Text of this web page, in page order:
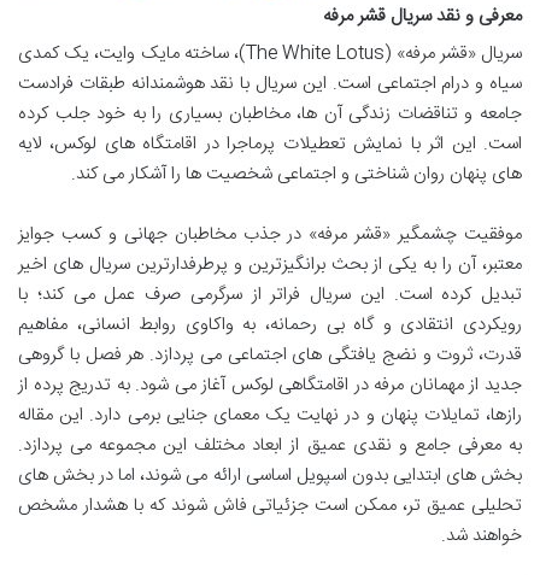
معرفی و نقد سریال قشر مرفه
سریال «قشر مرفه» (The White Lotus)، ساخته مایک وایت، یک کمدی
سیاه و درام اجتماعی است. این سریال با نقد هوشمندانه طبقات فرادست
جامعه و تناقضات زندگی آن ها، مخاطبان بسیاری را به خود جلب کرده
است. این اثر با نمایش تعطیلات پرماجرا در اقامتگاه های لوکس، لایه
های پنهان روان شناختی و اجتماعی شخصیت ها را آشکار می کند.
موفقیت چشمگیر «قشر مرفه» در جذب مخاطبان جهانی و کسب جوایز
معتبر، آن را به یکی از بحث برانگیزترین و پرطرفدارترین سریال های اخیر
تبدیل کرده است. این سریال فراتر از سرگرمی صرف عمل می کند؛ با
رویکردی انتقادی و گاه بی رحمانه، به واکاوی روابط انسانی، مفاهیم
قدرت، ثروت و نضج یافتگی های اجتماعی می پردازد. هر فصل با گروهی
جدید از مهمانان مرفه در اقامتگاهی لوکس آغاز می شود. به تدریج پرده از
رازها، تمایلات پنهان و در نهایت یک معمای جنایی برمی دارد. این مقاله
به معرفی جامع و نقدی عمیق از ابعاد مختلف این مجموعه می پردازد.
بخش های ابتدایی بدون اسپویل اساسی ارائه می شوند، اما در بخش های
تحلیلی عمیق تر، ممکن است جزئیاتی فاش شوند که با هشدار مشخص
خواهند شد.